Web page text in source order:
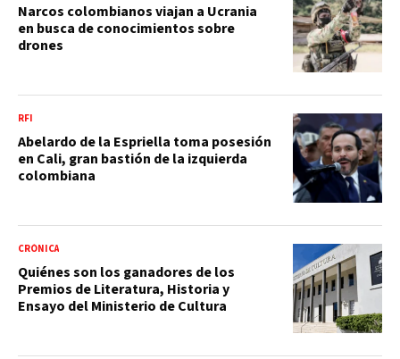
Narcos colombianos viajan a Ucrania
en busca de conocimientos sobre
drones
RFI
Abelardo de la Espriella toma posesión
en Cali, gran bastión de la izquierda
colombiana
CRÓNICA
Quiénes son los ganadores de los
Premios de Literatura, Historia y
Ensayo del Ministerio de Cultura